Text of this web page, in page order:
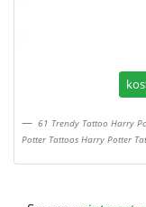
61 Trendy Tattoo Harry
Potter Tattoos Harry Potter